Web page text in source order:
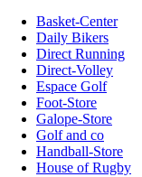
Basket-Center
Daily Bikers
Direct Running
Direct-Volley
Espace Golf
Foot-Store
Galope-Store
Golf and co
Handball-Store
House of Rugby